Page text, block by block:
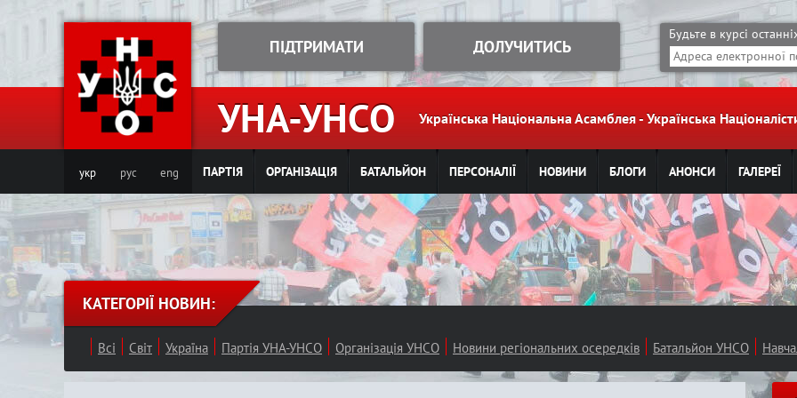
УНА-УНСО Українська Національна Асамблея - Українська
ПІДТРИМАТИ ДОЛУЧИТИСЬ
Будьте в курсі
укр рус eng ПАРТІЯ ОРГАНІЗАЦІЯ БАТАЛЬЙОН ПЕРСОНАЛІЇ НОВИНИ БЛОГИ АНОНСИ ГАЛЕРЕЇ
КАТЕГОРІЇ НОВИН:
Всі Світ Україна Партія УНА-УНСО Організація УНСО Новини регіональних осередків Батальйон УНСО